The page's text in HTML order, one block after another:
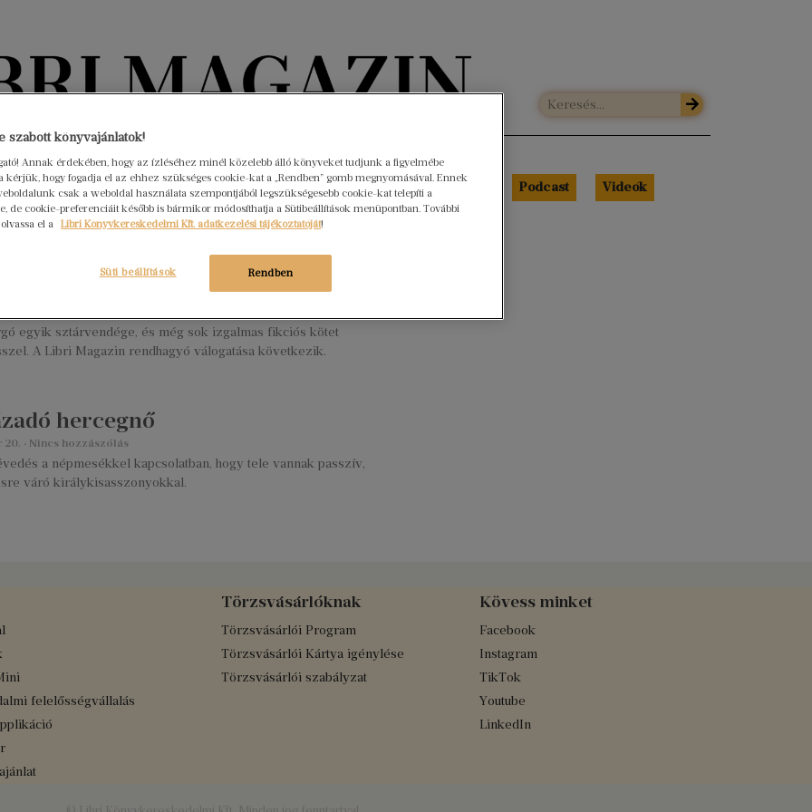
Könyvektől az olvasókig
Interjúk Beleolvasó A hónap könyvei HÍREK Libri Portré Podcast Videók
– őszi könyvújdonságok
egyik sztárvendége, és még sok izgalmas fikciós kötet
A Libri Magazin rendhagyó válogatása következik.
hercegnő
20. Nincs hozzászólás
a népmesékkel kapcsolatban, hogy tele vannak passzív,
váró királykisasszonyokkal.
felelősségvállalás
Törzsvásárlóknak
Törzsvásárlói Program
Törzsvásárlói Kártya igénylése
Törzsvásárlói szabályzat
Kövess minket
Facebook
Instagram
TikTok
Youtube
LinkedIn
szabott könyvajánlatok!
Annak érdekében, hogy az ízléséhez minél közelebb álló könyveket tudjunk a figyelmébe
kérjük, hogy fogadja el az ehhez szükséges cookie-kat a „Rendben” gomb megnyomásával. Ennek
csak a weboldal használata szempontjából legszükségesebb cookie-kat telepíti a
de cookie-preferenciáit később is bármikor módosíthatja a Sütibeállítások menüpontban. További
el a Libri Könyvkereskedelmi Kft. adatkezelési tájékoztatóját!
Rendben
Süti beállítások